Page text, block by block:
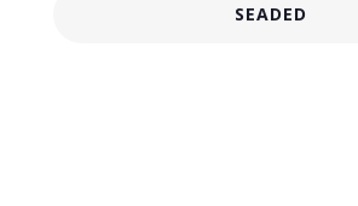
SEADED